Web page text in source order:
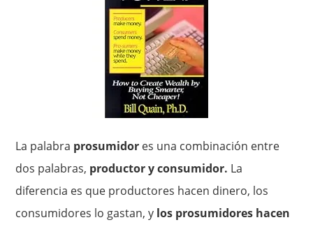
La palabra prosumidor es una combinación entre
dos palabras, productor y consumidor. La
diferencia es que productores hacen dinero, los
consumidores lo gastan, y los prosumidores hacen